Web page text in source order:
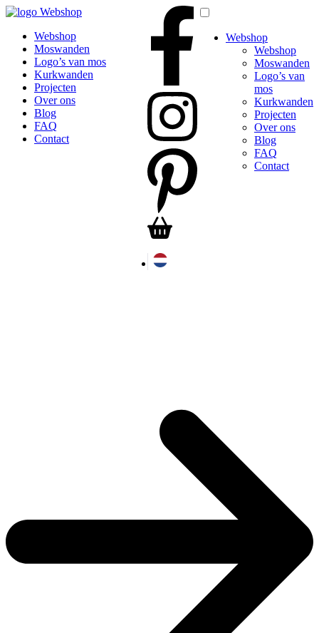
Webshop
Webshop
Moswanden
Logo’s van mos
Kurkwanden
Projecten
Over ons
Blog
FAQ
Contact
Webshop
Webshop
Moswanden
Logo’s van
mos
Kurkwanden
Projecten
Over ons
Blog
FAQ
Contact